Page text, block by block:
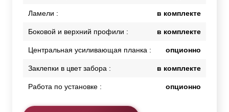
Ламели : в комплекте
Боковой и верхний профили : в комплекте
Центральная усиливающая планка : опционно
Заклепки в цвет забора : в комплекте
Работа по установке : опционно